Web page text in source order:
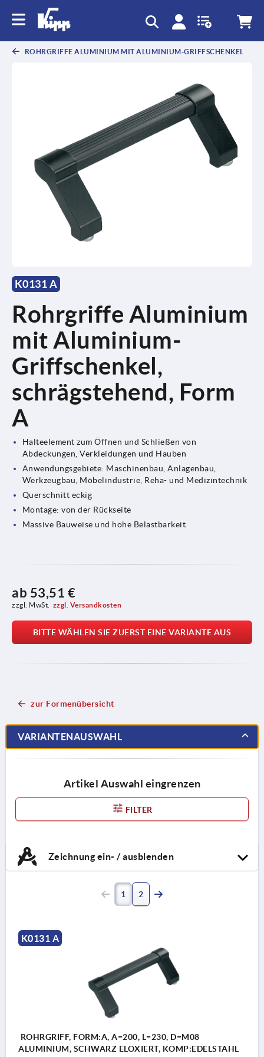
ROHRGRIFFE ALUMINIUM MIT ALUMINIUM-GRIFFSCHENKEL
K0131 A
Rohrgriffe Aluminium
mit Aluminium-
Griffschenkel,
schrägstehend, Form
A
Halteelement zum Öffnen und Schließen von
Abdeckungen, Verkleidungen und Hauben
Anwendungsgebiete: Maschinenbau, Anlagenbau,
Werkzeugbau, Möbelindustrie, Reha- und Medizintechnik
Querschnitt eckig
Montage: von der Rückseite
Massive Bauweise und hohe Belastbarkeit
ab 53,51 €
zzgl. MwSt. zzgl. Versandkosten
BITTE WÄHLEN SIE ZUERST EINE VARIANTE AUS
zur Formenübersicht
VARIANTENAUSWAHL
Artikel Auswahl eingrenzen
FILTER
Zeichnung ein- / ausblenden
1 2
K0131 A
ROHRGRIFF, FORM:A, A=200, L=230, D=M08
ALUMINIUM, SCHWARZ ELOXIERT, KOMP:EDELSTAHL